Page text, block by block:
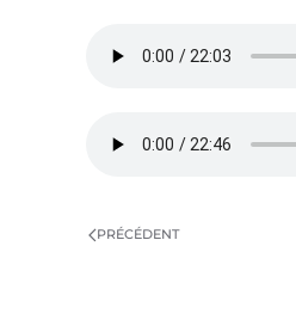
PRÉCÉDENT